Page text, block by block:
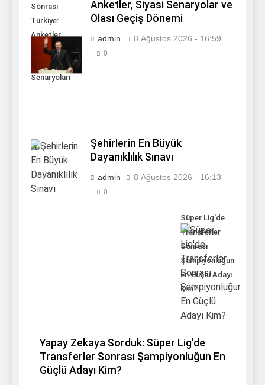
Sonrası
Türkiye:
Anketler,
Ekonomi ve
Siyasi Geçiş
Senaryoları
Anketler, Siyasi Senaryolar ve
Olası Geçiş Dönemi
admin 8 Ağustos 2026 - 16:59
0
su
Şehirlerin En Büyük
Dayanıklılık Sınavı
admin 8 Ağustos 2026 - 16:13
0
Süper Lig'de
Transferler
Sonrası
Şampiyonluğun
En Güçlü Adayı
Kim?
Yapay Zekaya Sorduk: Süper Lig’de
Transferler Sonrası Şampiyonluğun En
Güçlü Adayı Kim?